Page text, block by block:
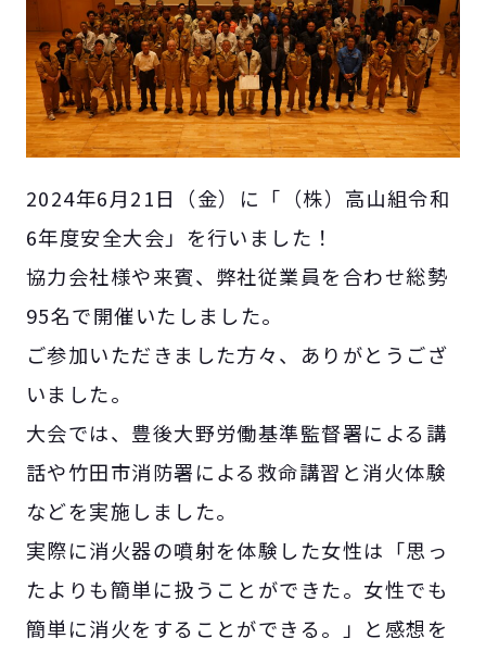
2024年6月21日（金）に「（株）高山組令和
6年度安全大会」を行いました！
協力会社様や来賓、弊社従業員を合わせ総勢
95名で開催いたしました。
ご参加いただきました方々、ありがとうござ
いました。
大会では、豊後大野労働基準監督署による講
話や竹田市消防署による救命講習と消火体験
などを実施しました。
実際に消火器の噴射を体験した女性は「思っ
たよりも簡単に扱うことができた。女性でも
簡単に消火をすることができる。」と感想を